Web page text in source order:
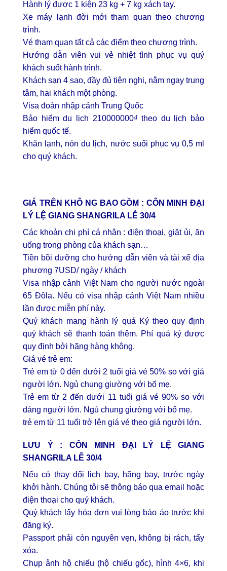
Hành lý được 1 kiện 23 kg + 7 kg xách tay.
Xe máy lạnh đời mới tham quan theo chương
trình.
Vé tham quan tất cả các điểm theo chương trình.
Hướng dẫn viên vui vẻ nhiệt tình phục vụ quý
khách suốt hành trình.
Khách sạn 4 sao, đầy đủ tiện nghi, nằm ngay trung
tâm, hai khách một phòng.
Visa đoàn nhập cảnh Trung Quốc
Bảo hiểm du lịch 210000000₫ theo du lịch bảo
hiểm quốc tế.
Khăn lạnh, nón du lịch, nước suối phục vụ 0,5 ml
cho quý khách.
GIÁ TRÊN KHÔ NG BAO GỒM : CÔN MINH ĐẠI
LÝ LỆ GIANG SHANGRILA LỄ 30/4
Các khoản chi phí cá nhân : điện thoại, giặt ủi, ăn
uống trong phòng của khách sạn…
Tiền bồi dưỡng cho hướng dẫn viên và tài xế địa
phương 7USD/ ngày / khách
Visa nhập cảnh Việt Nam cho người nước ngoài
65 Đôla. Nếu có visa nhập cảnh Việt Nam nhiều
lần được miễn phí này.
Quý khách mang hành lý quá Ký theo quy định
quý khách sẽ thanh toán thêm. Phí quá ký được
quy định bởi hãng hàng không.
Giá vé trẻ em:
Trẻ em từ 0 đến dưới 2 tuổi giá vé 50% so với giá
người lớn. Ngủ chung giường với bố mẹ.
Trẻ em từ 2 đến dưới 11 tuổi giá vé 90% so với
dáng người lớn. Ngủ chung giường với bố mẹ.
trẻ em từ 11 tuổi trở lên giá vé theo giá người lớn.
LƯU Ý : CÔN MINH ĐẠI LÝ LỆ GIANG
SHANGRILA LỄ 30/4
Nếu có thay đổi lịch bay, hãng bay, trước ngày
khởi hành. Chúng tôi sẽ thông báo qua email hoặc
điện thoại cho quý khách.
Quý khách lấy hóa đơn vui lòng báo áo trước khi
đăng ký.
Passport phải còn nguyên vẹn, không bị rách, tẩy
xóa.
Chụp ảnh hộ chiếu (hộ chiếu gốc), hình 4×6, khi